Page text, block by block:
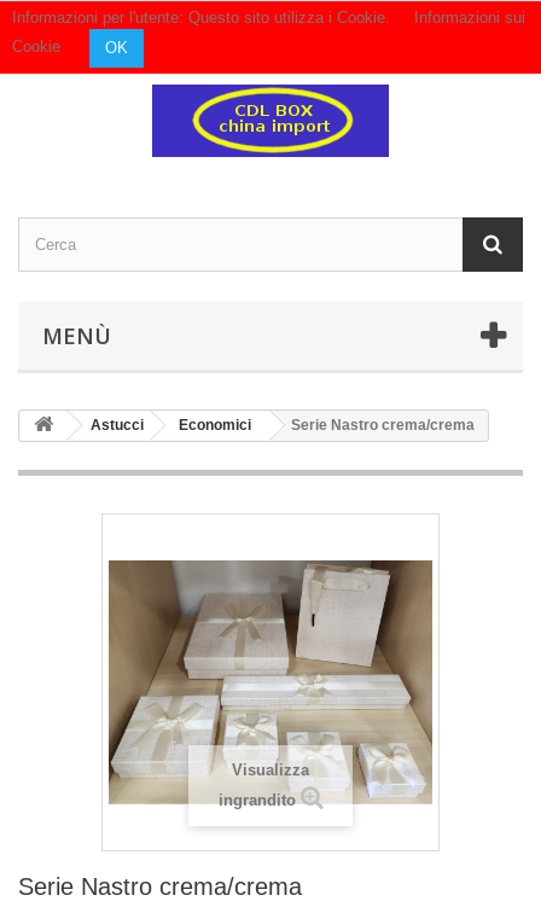
MENÙ
Astucci Economici Serie Nastro crema/crema
Visualizza
ingrandito
Serie Nastro crema/crema
Informazioni per l'utente: Questo sito utilizza i Cookie.
Informazioni sui
Cookie
OK